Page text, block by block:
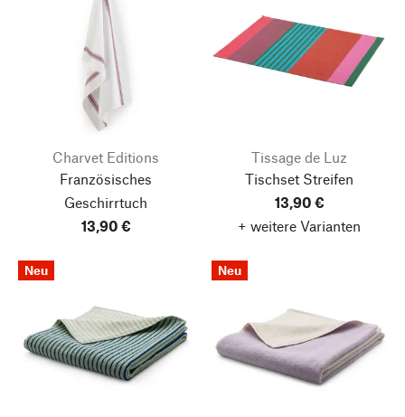
Charvet Editions
Französisches
Geschirrtuch
13,90 €
Tissage de Luz
Tischset Streifen
13,90 €
+ weitere Varianten
Neu Neu